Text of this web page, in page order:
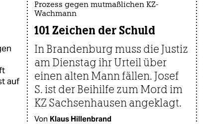
auf
Prozess gegen mutmaßlichen KZ-
Wachmann
101 Zeichen der Schuld
In Brandenburg muss die Justiz
am Dienstag ihr Urteil über
einen alten Mann fällen. Josef
S. ist der Beihilfe zum Mord im
KZ Sachsenhausen angeklagt​.
Von Klaus Hillenbrand